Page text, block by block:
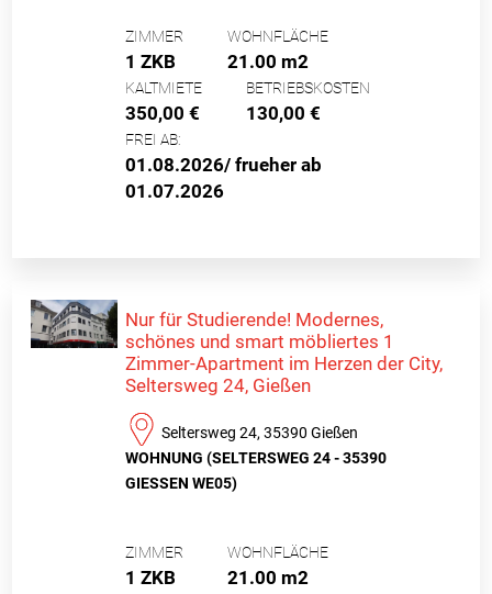
ZIMMER
1 ZKB
WOHNFLÄCHE
21.00 m2
KALTMIETE
350,00 €
BETRIEBSKOSTEN
130,00 €
FREI AB:
01.08.2026/ frueher ab
01.07.2026
Nur für Studierende! Modernes,
schönes und smart möbliertes 1
Zimmer-Apartment im Herzen der City,
Seltersweg 24, Gießen
Seltersweg 24, 35390 Gießen
WOHNUNG (SELTERSWEG 24 - 35390
GIESSEN WE05)
ZIMMER
1 ZKB
WOHNFLÄCHE
21.00 m2